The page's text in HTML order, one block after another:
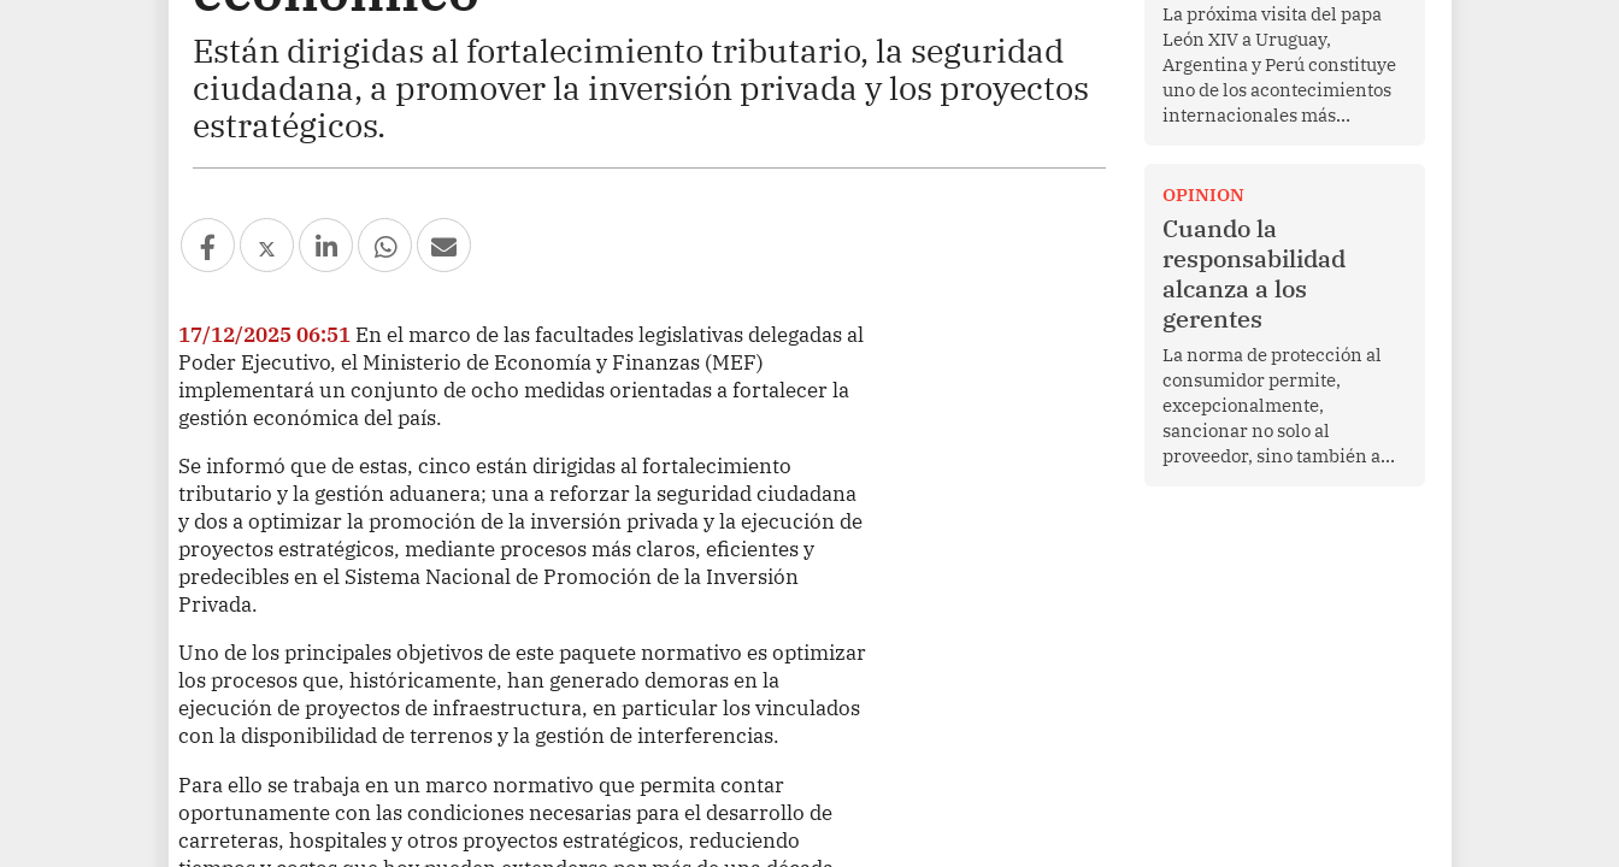
Están dirigidas al fortalecimiento tributario, la seguridad
ciudadana, a promover la inversión privada y los proyectos
estratégicos.
17/12/2025 06:51 En el marco de las facultades legislativas delegadas al
Poder Ejecutivo, el Ministerio de Economía y Finanzas (MEF)
implementará un conjunto de ocho medidas orientadas a fortalecer la
gestión económica del país.
Se informó que de estas, cinco están dirigidas al fortalecimiento
tributario y la gestión aduanera; una a reforzar la seguridad ciudadana
y dos a optimizar la promoción de la inversión privada y la ejecución de
proyectos estratégicos, mediante procesos más claros, eficientes y
predecibles en el Sistema Nacional de Promoción de la Inversión
Privada.
Uno de los principales objetivos de este paquete normativo es optimizar
los procesos que, históricamente, han generado demoras en la
ejecución de proyectos de infraestructura, en particular los vinculados
con la disponibilidad de terrenos y la gestión de interferencias.
Para ello se trabaja en un marco normativo que permita contar
oportunamente con las condiciones necesarias para el desarrollo de
carreteras, hospitales y otros proyectos estratégicos, reduciendo
La próxima visita del papa
León XIV a Uruguay,
Argentina y Perú constituye
uno de los acontecimientos
internacionales más
Más allá de su dimensión
religiosa, esta gira
representa una oportunidad
para reafirmar el valor del
diálogo, fortalecer los
vínculos entre los pueblos y
proyectar una imagen de
cooperación en una región
que enfrenta desafíos en
materia de desarrollo,
cohesión social y
gobernabilidad.
OPINION
Cuando la
responsabilidad
alcanza a los
gerentes
La norma de protección al
consumidor permite,
excepcionalmente,
sancionar no solo al
proveedor, sino también a